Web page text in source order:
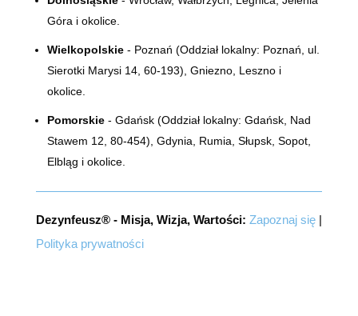
Góra i okolice.
Wielkopolskie- Poznań (Oddział lokalny: Poznań, ul.
Sierotki Marysi 14, 60-193) , Gniezno, Leszno i
okolice.
Pomorskie- Gdańsk (Oddział lokalny: Gdańsk, Nad
Stawem 12, 80-454), Gdynia, Rumia, Słupsk, Sopot,
Elbląg i okolice.
Dezynfeusz® - Misja, Wizja, Wartości: Zapoznaj się|
Polityka prywatności